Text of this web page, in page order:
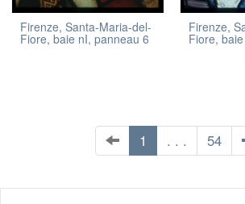
Firenze, Santa-Maria-del-
Fiore, baie nI, panneau 6
Firenze,
Fiore,
1 . . . 54